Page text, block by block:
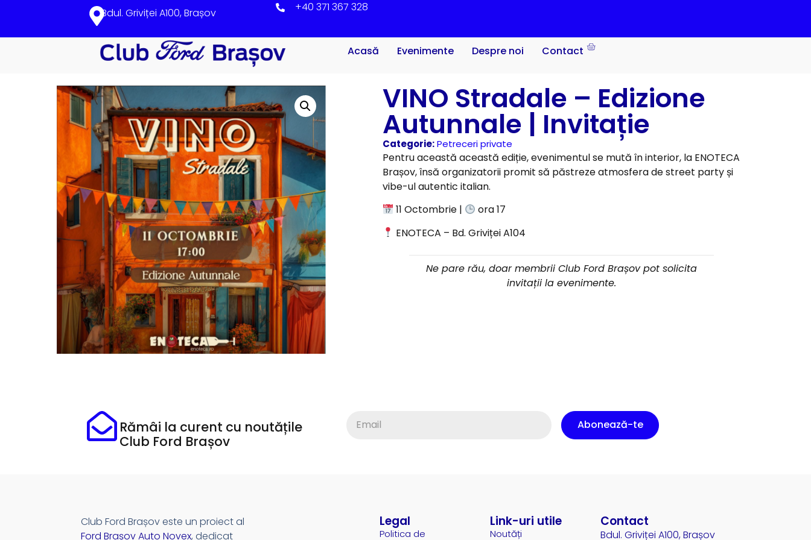
Bdul. Griviței A100, Brașov +40 371 367 328
Acasă Evenimente Despre noi Contact
VINO Stradale – Edizione
Autunnale | Invitație
Categorie:Petreceri private
Pentru această această ediție, evenimentul se mută în interior, la ENOTECA
Brașov, însă organizatorii promit să păstreze atmosfera de street party și
vibe-ul autentic italian.
11 Octombrie |
ora 17
ENOTECA – Bd. Griviței A104
Ne pare rău, doar membrii Club Ford Brașov pot solicita
invitații la evenimente.
Rămâi la curent cu noutățile
Club Ford Brașov
Abonează-te
Club Ford Brașov este un proiect al
Ford Brașov Auto Novex, dedicat
Legal
Politica de
Link-uri utile
Noutăți
Contact
Bdul. Griviței A100, Brașov